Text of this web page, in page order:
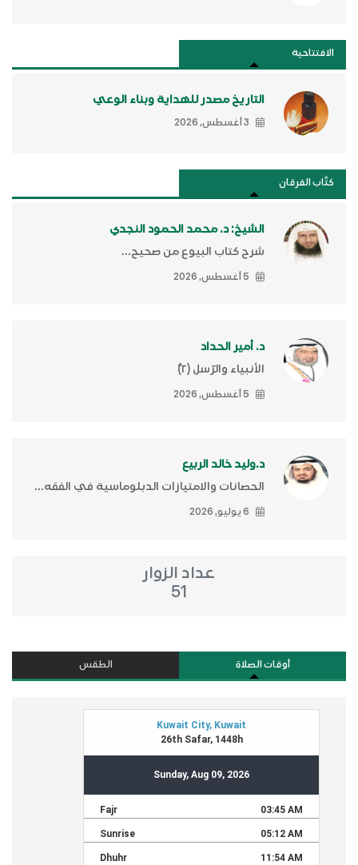
الافتتاحية
التاريخ مصدر للهداية وبناء الوعي
3 أغسطس, 2026
كتَّاب الفرقان
الشيخ: د. محمد الحمود النجدي
شرح كتاب البيوع من صحيح...
5 أغسطس, 2026
د. أمير الحداد
الأنبياء والرّسل (٢)ّ
5 أغسطس, 2026
د.وليد خالد الربيع
الحصانات والامتيازات الدبلوماسية في الفقه...
6 يوليو, 2026
عداد الزوار
51
أوقات الصلاة الطقس